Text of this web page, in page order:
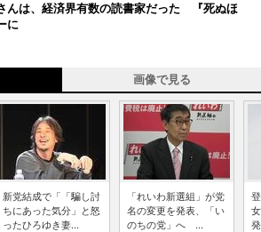
んは、経済界有数の読書家だった 『死ぬほ
に
画像で見る
新党結成で「「騙し討
ちにあった気分」と怒
ったひろゆき妻...
「れいわ新選組」が党
名の変更を発表、「い
のちの党」へ ...